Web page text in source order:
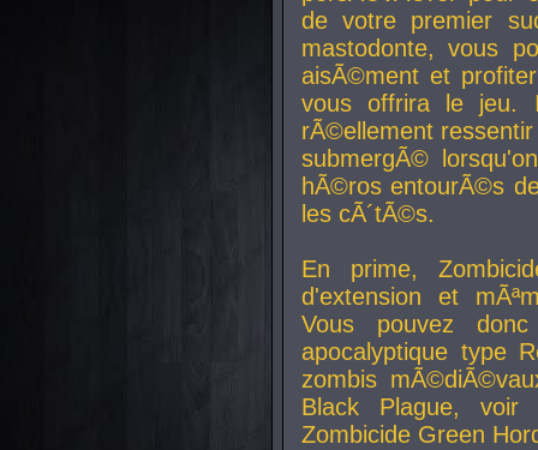
de votre premier
mastodonte, vous
aisÃ©ment et
vous offrira le jeu.
rÃ©ellement
submergÃ©
hÃ©ros entourÃ©s
les cÃ´tÃ©s.
En prime,
d'extension et
Vous pouvez
apocalyptique type
zombis
Black Plague,
Zombicide Green